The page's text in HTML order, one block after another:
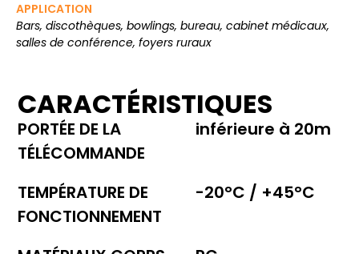
APPLICATION
Bars, discothèques, bowlings, bureau, cabinet médicaux,
salles de conférence, foyers ruraux
CARACTÉRISTIQUES
PORTÉE DE LA
TÉLÉCOMMANDE
inférieure à 20m
TEMPÉRATURE DE
FONCTIONNEMENT
-20°C / +45°C